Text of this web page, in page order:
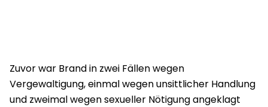
Zuvor war Brand in zwei Fällen wegen
Vergewaltigung, einmal wegen unsittlicher Handlung
und zweimal wegen sexueller Nötigung angeklagt